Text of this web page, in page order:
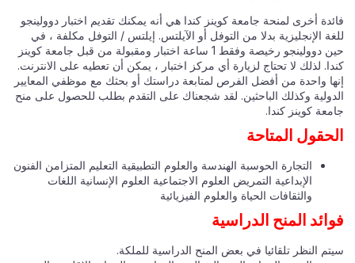
أخرى لمنحة جامعة كوينز كندا هي أنه يمكنك تقديم اختبار دوولينجو
الإنجليزية بدلا من التوفل أو الآيلتس. إيلتس / التوفل مكلفة ، في
حين دوولينجو رخيصة وفقط 1 ساعة اختبار ومقبولة من قبل جامعة كوينز
لذلك لا تحتاج لزيارة أي مركز اختبار ، يمكن أن تعطيه على الانترنت.
واحدة من أفضل الفرص لمتابعة دراستك أو بحثك مع موظفي المعايير
وكذلك الباحثين. لقد شجعناك على التقدم بطلب للحصول على منح
كوينز كندا.
المتاحة
التجارة الحوسبة الهندسة والعلوم التطبيقية التعليم المتزامن الفنون
الإبداعية التمريض العلوم الاجتماعية العلوم الإنسانية اللغات
والثقافات الحياة والعلوم الفيزيائية
المنح الدراسية
النظر تلقائيا في بعض المنح الدراسية للملكة.